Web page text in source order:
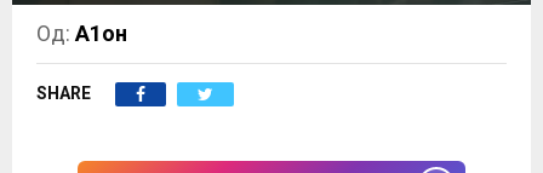
M
E
Од:А1он
SHARE